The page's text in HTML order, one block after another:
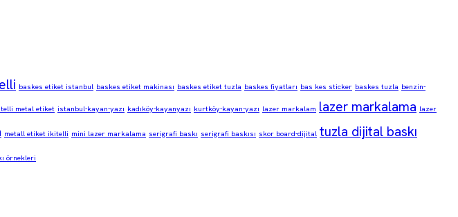
baskes etiket istanbul baskes etiket makinası baskes etiket tuzla baskes fiyatları bas kes sticker baskes tuzla benzin-
metal etiket istanbul-kayan-yazı kadıköy-kayanyazı kurtköy-kayan-yazı lazer markalam lazer markalama lazer
metall etiket ikitelli mini lazer markalama serigrafi baskı serigrafi baskısı skor board-dijital tuzla dijital baskı
örnekleri